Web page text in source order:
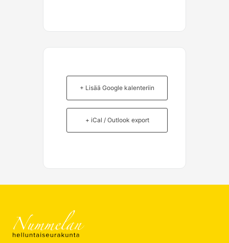
+ Lisää Google kalenteriin
+ iCal / Outlook export